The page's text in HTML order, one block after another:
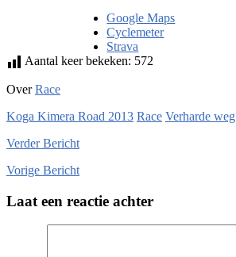
Google Maps
Cyclemeter
Strava
Aantal keer bekeken: 572
OverRace
Koga Kimera Road 2013 Race Verharde weg
VerderBericht
Vorige Bericht
Laat een reactie achter